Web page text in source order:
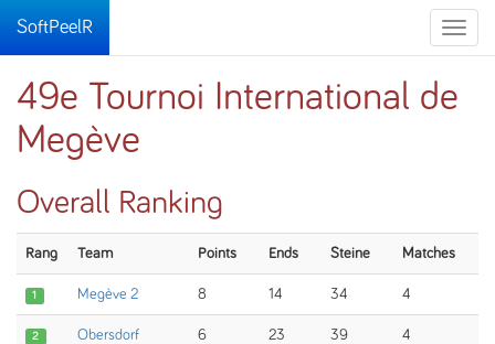
Toggle
SoftPeelR
49e Tournoi International de
Megève
Overall Ranking
Rang Team Points Ends Steine Matches
1 Megève 2 8 14 34 4
2 Obersdorf 6 23 39 4